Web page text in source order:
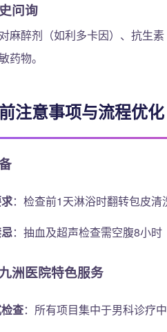
问询
麻醉剂（如利多卡因）、抗生
药物。
注意事项与流程优化
：检查前1天淋浴时翻转包皮
：抽血及超声检查需空腹8小
洲医院特色服务
查：所有项目集中于男科诊疗